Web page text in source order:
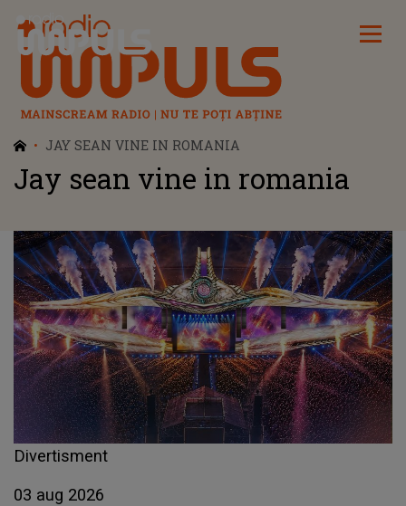
Radio Impuls
JAY SEAN VINE IN ROMANIA
Jay sean vine in romania
Divertisment
03 aug 2026